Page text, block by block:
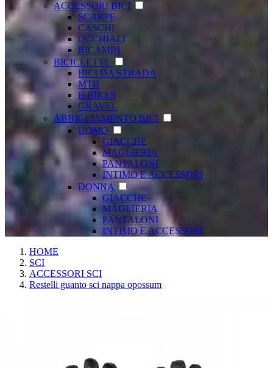
ACCESSORI BICI
SCARPE
CASCHI
OCCHIALI
RICAMBI
BICICLETTE
BICI DA STRADA
MTB
E-BIKES
GRAVEL
ABBIGLIAMENTO BICI
UOMO
GIACCHE
MAGLIERIA
PANTALONI
INTIMO E ACCESSORI
DONNA
GIACCHE
MAGLIERIA
PANTALONI
INTIMO E ACCESSORI
HOME
SCI
ACCESSORI SCI
Restelli guanto sci nappa opossum